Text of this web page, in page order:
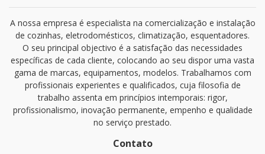
A nossa empresa é especialista na comercialização e instalação
de cozinhas, eletrodomésticos, climatização, esquentadores.
O seu principal objectivo é a satisfação das necessidades
específicas de cada cliente, colocando ao seu dispor uma vasta
gama de marcas, equipamentos, modelos. Trabalhamos com
profissionais experientes e qualificados, cuja filosofia de
trabalho assenta em princípios intemporais: rigor,
profissionalismo, inovação permanente, empenho e qualidade
no serviço prestado.
Contato